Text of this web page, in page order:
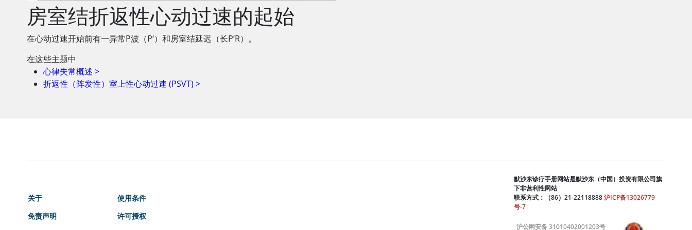
房室结折返性心动过速的起始
在心动过速开始前有一异常P波（P‘）和房室结延迟（长P’R）。
在这些主题中
心律失常概述 >
折返性（阵发性）室上性心动过速 (PSVT) >
关于
免责声明
使用条件
许可授权
默沙东诊疗手册网站是默沙东（中国）投资有限公司旗
下非营利性网站
联系方式：（86）21-22118888沪ICP备13026779
号-7
沪公网安备 31010402001203号